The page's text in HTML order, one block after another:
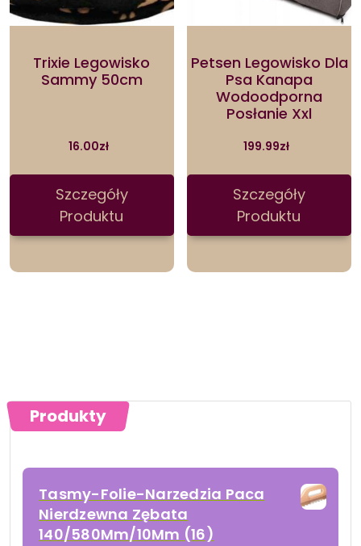
Trixie Legowisko
Sammy 50cm
16.00zł
Szczegóły
Produktu
Petsen Legowisko Dla
Psa Kanapa
Wodoodporna
Posłanie Xxl
199.99zł
Szczegóły
Produktu
Produkty
Tasmy-Folie-Narzedzia Paca
Nierdzewna Zębata
140/580Mm/10Mm (16)